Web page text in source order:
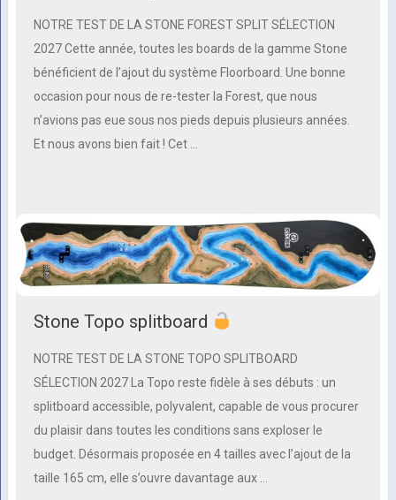
NOTRE TEST DE LA STONE FOREST SPLIT SÉLECTION
2027 Cette année, toutes les boards de la gamme Stone
bénéficient de l’ajout du système Floorboard. Une bonne
occasion pour nous de re-tester la Forest, que nous
n’avions pas eue sous nos pieds depuis plusieurs années.
Et nous avons bien fait ! Cet …
Stone Topo splitboard
NOTRE TEST DE LA STONE TOPO SPLITBOARD
SÉLECTION 2027 La Topo reste fidèle à ses débuts : un
splitboard accessible, polyvalent, capable de vous procurer
du plaisir dans toutes les conditions sans exploser le
budget. Désormais proposée en 4 tailles avec l’ajout de la
taille 165 cm, elle s’ouvre davantage aux …